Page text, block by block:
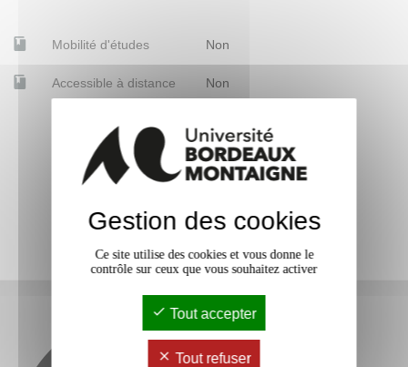
Mobilité d'études Non
Accessible à distance Non
Gestion des cookies
Ce site utilise des cookies et vous donne le
contrôle sur ceux que vous souhaitez activer
Tout accepter
Tout refuser